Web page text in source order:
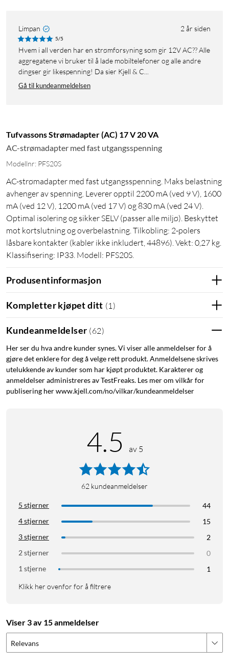
Limpan 2 år siden
5/5
Hvem i all verden har en strømforsyning som gir 12V AC?? Alle
aggregatene vi bruker til å lade mobiltelefoner og alle andre
dingser gir likespenning! Da sier Kjell & C...
Gå til kundeanmeldelsen
Tufvassons Strømadapter (AC) 17 V 20 VA
AC-strømadapter med fast utgangsspenning
Modellnr: PFS20S
AC-strømadapter med fast utgangsspenning. Maks belastning
avhenger av spenning. Leverer opptil 2200 mA (ved 9 V), 1600
mA (ved 12 V), 1200 mA (ved 17 V) og 830 mA (ved 24 V).
Optimal isolering og sikker SELV (passer alle miljø). Beskyttet
mot kortslutning og overbelastning. Tilkobling: 2-polers
låsbare kontakter (kabler ikke inkludert, 44896). Vekt: 0,27 kg.
Klassifisering: IP33. Modell: PFS20S.
Produsentinformasjon
Kompletter kjøpet ditt (1 )
Kundeanmeldelser (62)
Her ser du hva andre kunder synes. Vi viser alle anmeldelser for å
gjøre det enklere for deg å velge rett produkt. Anmeldelsene skrives
utelukkende av kunder som har kjøpt produktet. Karakterer og
anmeldelser administreres av TestFreaks. Les mer om vilkår for
publisering her www.kjell.com/no/vilkar/kundeanmeldelser
4.5 av 5
62 kundeanmeldelser
5 stjerner
44
4 stjerner
15
3 stjerner
2
2 stjerner
0
1 stjerne
1
Klikk her ovenfor for å filtrere
Viser 3 av 15 anmeldelser
Relevans